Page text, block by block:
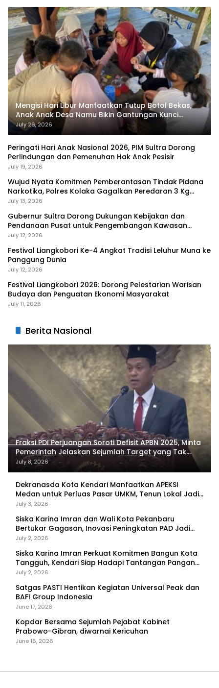
Mengisi Hari Libur Manfaatkan Tutup Botol Bekas,
Anak Anak Desa Namu Bikin Gantungan Kunci
Bernilai Ekonomi
July 26, 2026
Peringati Hari Anak Nasional 2026, PIM Sultra Dorong
Perlindungan dan Pemenuhan Hak Anak Pesisir
July 19, 2026
Wujud Nyata Komitmen Pemberantasan Tindak Pidana
Narkotika, Polres Kolaka Gagalkan Peredaran 3 Kg
Sabu-Sabu
July 13, 2026
Gubernur Sultra Dorong Dukungan Kebijakan dan
Pendanaan Pusat untuk Pengembangan Kawasan
Liangkobhori
July 12, 2026
Festival Liangkobori Ke-4 Angkat Tradisi Leluhur Muna ke
Panggung Dunia
July 12, 2026
Festival Liangkobori 2026: Dorong Pelestarian Warisan
Budaya dan Penguatan Ekonomi Masyarakat
July 11, 2026
Berita Nasional
Fraksi PDI Perjuangan Soroti Defisit APBN 2025, Minta
Pemerintah Jelaskan Sejumlah Target yang Tak
Tercapai
July 8, 2026
Dekranasda Kota Kendari Manfaatkan APEKSI
Medan untuk Perluas Pasar UMKM, Tenun Lokal Jadi
Primadona
July 3, 2026
Siska Karina Imran dan Wali Kota Pekanbaru
Bertukar Gagasan, Inovasi Peningkatan PAD Jadi
Fokus Diskusi
July 2, 2026
Siska Karina Imran Perkuat Komitmen Bangun Kota
Tangguh, Kendari Siap Hadapi Tantangan Pangan
dan Bencana
July 2, 2026
Satgas PASTI Hentikan Kegiatan Universal Peak dan
BAFI Group Indonesia
June 17, 2026
Kopdar Bersama Sejumlah Pejabat Kabinet
Prabowo-Gibran, diwarnai Kericuhan
June 16, 2026